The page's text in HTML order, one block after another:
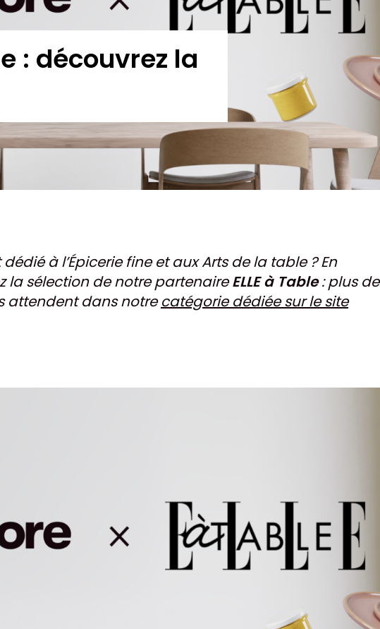
: découvrez la
à l’Épicerie fine et aux Arts de la table ? En
la sélection de notre partenaireELLE à Table: plus de
attendent dans notrecatégorie dédiée sur le site